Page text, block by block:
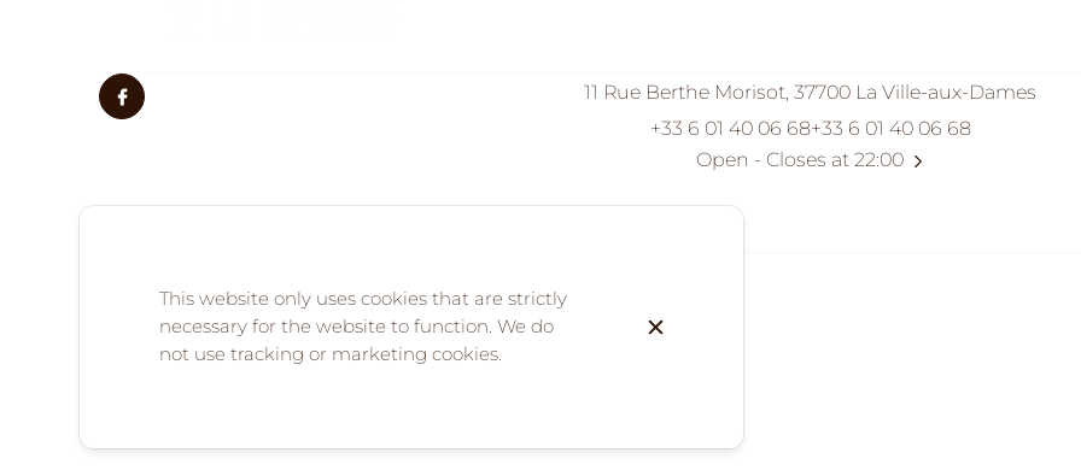
11 Rue Berthe Morisot, 37700 La Ville-aux-Dames
+33 6 01 40 06 68+33 6 01 40 06 68
Open - Closes at 22:00
OUR OTHER ESTABLISHMENTS
This website only uses cookies that are strictly
necessary for the website to function. We do
not use tracking or marketing cookies.